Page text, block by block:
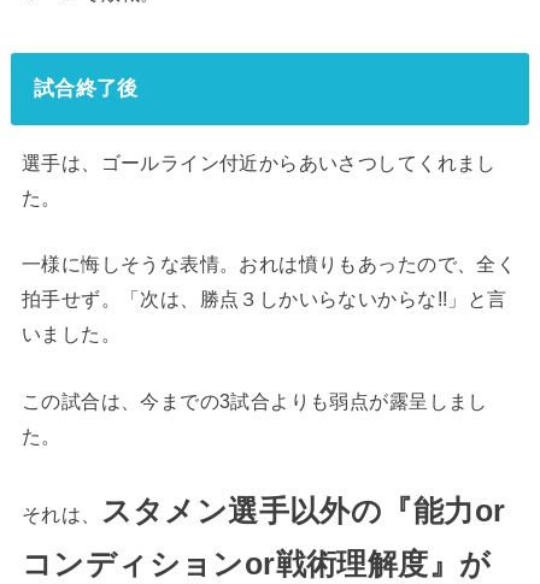
試合終了後
選手は、ゴールライン付近からあいさつしてくれまし
た。
一様に悔しそうな表情。おれは憤りもあったので、全く
拍手せず。「次は、勝点３しかいらないからな!!」と言
いました。
この試合は、今までの3試合よりも弱点が露呈しまし
た。
それは、 スタメン選手以外の『能力or
コンディションor戦術理解度』が